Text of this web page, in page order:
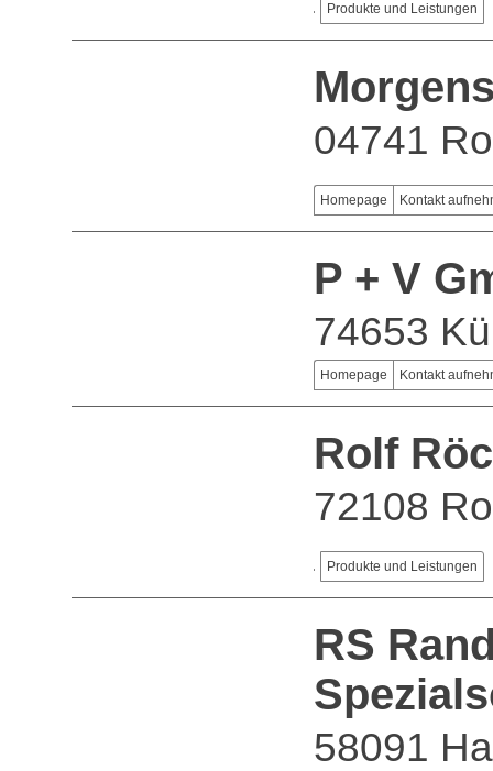
Produkte und Leistungen
04741
Homepage Kontakt
P + V
74653
Homepage Kontakt
Rolf
72108
Produkte und Leistungen
RS
58091